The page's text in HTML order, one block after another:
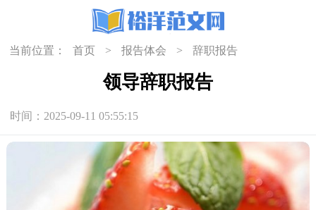
当前位置： 首页 > 报告体会 > 辞职报告
领导辞职报告
时间：2025-09-11 05:55:15